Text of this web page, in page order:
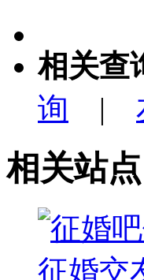
相关查
询 |
相关站点